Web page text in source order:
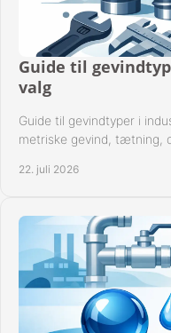
Guide til
valg
Guide til gevindtyper i
metriske gevind, tætning,
22. juli 2026